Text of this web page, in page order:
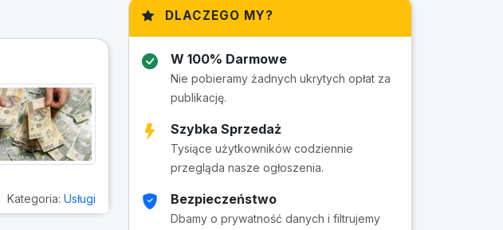
Kategoria: Usługi
DLACZEGO MY?
W 100% Darmowe
Nie pobieramy żadnych ukrytych opłat za
publikację.
Szybka Sprzedaż
Tysiące użytkowników codziennie
przegląda nasze ogłoszenia.
Bezpieczeństwo
Dbamy o prywatność danych i filtrujemy